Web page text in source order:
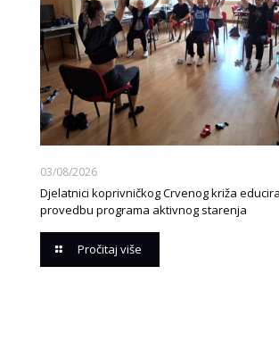
03/08/2026
Djelatnici koprivničkog Crvenog križa
provedbu programa aktivnog starenja
Pročitaj više